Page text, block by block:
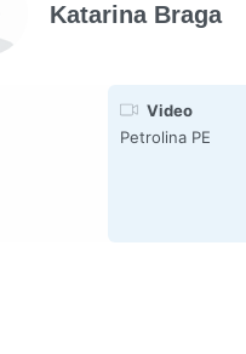
Katarina Braga
Video
Petrolina PE